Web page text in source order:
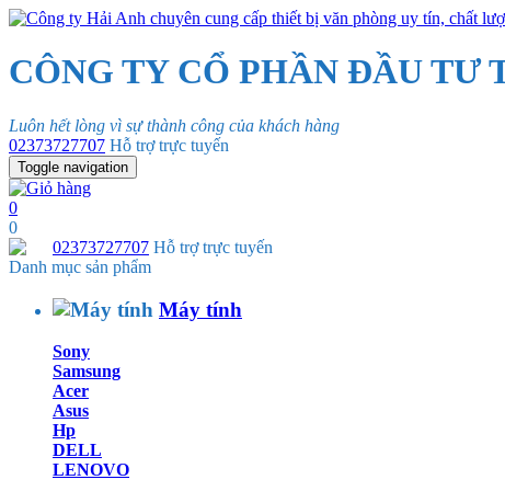
CÔNG TY CỔ PHẦN ĐẦU
Luôn hết lòng vì sự thành công của khách hàng
02373727707 Hỗ trợ trực tuyến
Toggle navigation
0
0
02373727707 Hỗ trợ trực tuyến
Danh mục sản phẩm
Máy tính
Sony
Samsung
Acer
Asus
Hp
DELL
LENOVO